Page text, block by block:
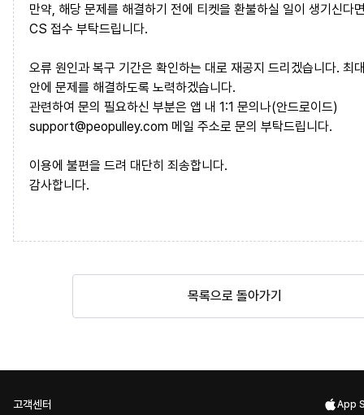
만약, 해당 문제를 해결하기 전에 티켓을 환불하실 일이 생기신다
CS 접수 부탁드립니다.
오류 원인과 복구 기간은 확인하는 대로 재공지 드리겠습니다. 최
안에 문제를 해결하도록 노력하겠습니다.
관련하여 문의 필요하신 부분은 앱 내 1:1 문의나(안드로이드)
support@peopulley.com 메일 주소로 문의 부탁드립니다.
이용에 불편을 드려 대단히 죄송합니다.
감사합니다.
목록으로 돌아가기
고객센터 App